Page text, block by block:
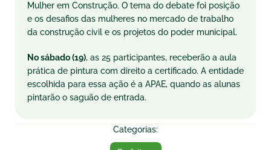
Mulher em Construção. O tema do debate foi posição
e os desafios das mulheres no mercado de trabalho
da construção civil e os projetos do poder municipal.
No sábado (19), as 25 participantes, receberão a aula
prática de pintura com direito a certificado. A entidade
escolhida para essa ação é a APAE, quando as alunas
pintarão o saguão de entrada.
Categorias: